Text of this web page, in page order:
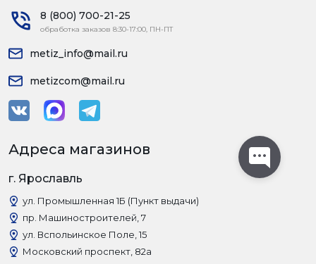
8 (800) 700-21-25
обработка заказов 8:30-17:00, ПН-ПТ
metiz_info@mail.ru
metizcom@mail.ru
Адреса магазинов
г. Ярославль
ул. Промышленная 1Б (Пункт выдачи)
пр. Машиностроителей, 7
ул. Вспольинское Поле, 15
Московский проспект, 82а